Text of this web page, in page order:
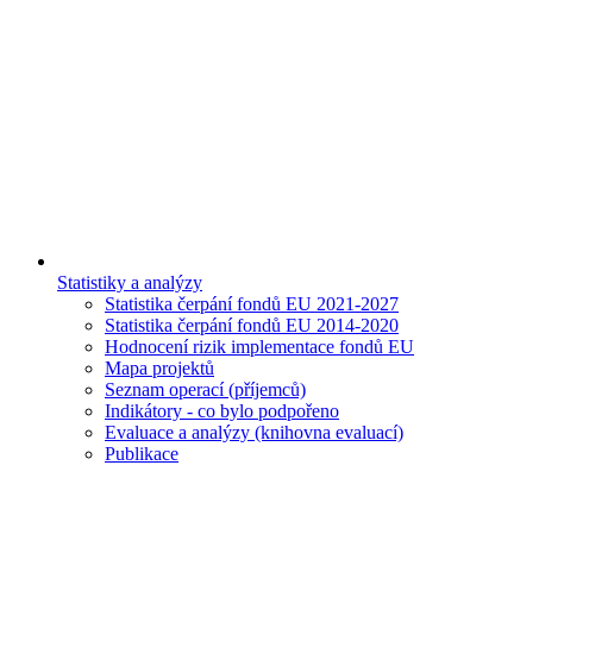
Statistiky a analýzy
Statistika čerpání fondů EU 2021-2027
Statistika čerpání fondů EU 2014-2020
Hodnocení rizik implementace fondů EU
Mapa projektů
Seznam operací (příjemců)
Indikátory - co bylo podpořeno
Evaluace a analýzy (knihovna evaluací)
Publikace